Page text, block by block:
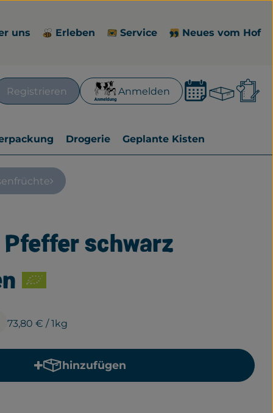
uns Erleben Service Neues vom Hof
Registrieren Anmelden
Drogerie Geplante Kisten
Pfeffer schwarz
73,80 € / 1kg
hinzufügen
Produkt zum Warenkorb hinzufügen